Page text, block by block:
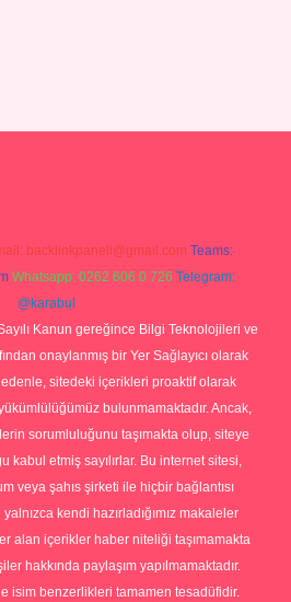
backlinkpaneli@gmail.com Teams:
Whatsapp: 0262 606 0 726 Telegram:
@karabul
Kanun gereğince Bilgi Teknolojileri ve
onaylanmış bir Yer Sağlayıcı olarak
sitedeki içerikleri proaktif olarak
bulunmamaktadır. Ancak,
sorumluluğunu taşımakta olup, siteye
kabul etmiş sayılırlar. Bu internet sitesi,
veya şahıs şirketi ile hiçbir bağlantısı
kendi hazırladığımız makaleler
alan içerikler haber niteliği taşımamakta
hakkında paylaşım yapılmamaktadır.
isim benzerlikleri tamamen tesadüfidir.